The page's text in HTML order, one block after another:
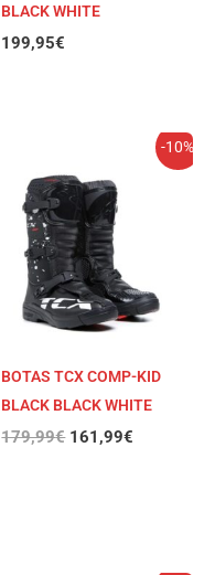
BLACK WHITE
199,95€
-10%
BOTAS TCX COMP-KID
BLACK BLACK WHITE
179,99€
original
era:
179,99€.
161,99€
precio